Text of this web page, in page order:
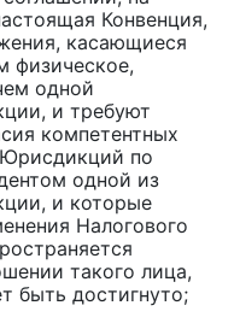
Конвенция,
касающиеся
физическое,
одной
и требуют
компетентных
по
одной из
и которые
Налогового
такого лица,
быть достигнуто;